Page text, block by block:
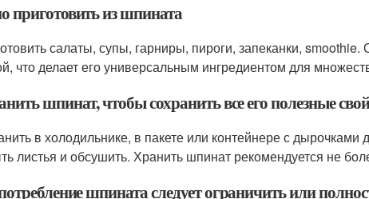
приготовить из шпината
салаты, супы, гарниры, пироги, запеканки, smoothie.
что делает его универсальным ингредиентом для
шпинат, чтобы сохранить все его полезные
в холодильнике, в пакете или контейнере с дырочками
листья и обсушить. Хранить шпинат рекомендуется не
шпината следует ограничить или